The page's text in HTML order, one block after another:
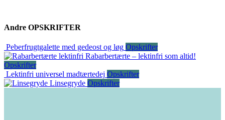
Andre OPSKRIFTER
Peberfrugtgalette med gedeost og løg Opskrifter
Rabarbertærte – lektinfri som altid!
Opskrifter
Lektinfri universel madtærtedej Opskrifter
Linsegryde Opskrifter